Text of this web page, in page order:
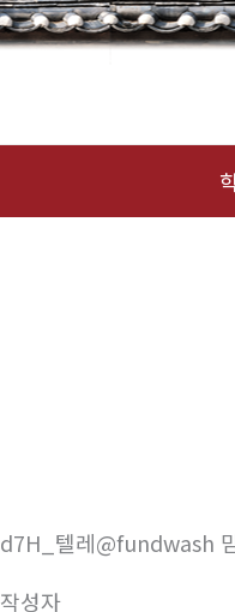
d7H_텔레@fundwash
작성자